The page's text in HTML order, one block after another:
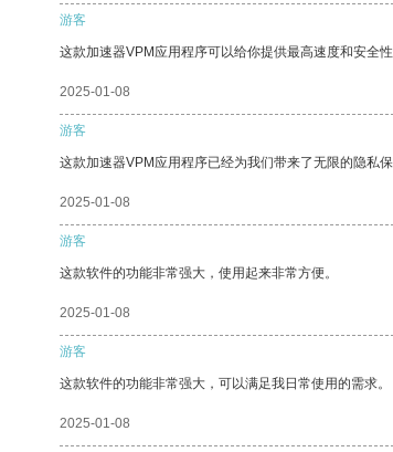
游客
这款加速器VPM应用程序可以给你提供最高速度和安全性
2025-01-08
游客
这款加速器VPM应用程序已经为我们带来了无限的隐私保
2025-01-08
游客
这款软件的功能非常强大，使用起来非常方便。
2025-01-08
游客
这款软件的功能非常强大，可以满足我日常使用的需求。
2025-01-08